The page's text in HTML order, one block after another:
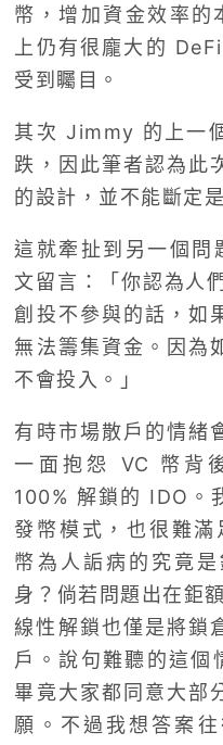
幣，增加資金效率
上仍有很龐大的
受到矚目。
其次 Jimmy 的上一
跌，因此筆者認為此
的設計，並不能斷定
這就牽扯到另一個
文留言：「你認為人
創投不參與的話，如
無法籌集資金。因為
不會投入。」
有時市場散戶的情緒
一面抱怨 VC 幣背
100% 解鎖的 IDO。
發幣模式，也很難
幣為人詬病的究竟
身？倘若問題出在鉅
線性解鎖也僅是將鎖
戶。說句難聽的這個
畢竟大家都同意大部
願。不過我想答案